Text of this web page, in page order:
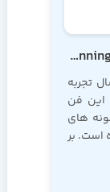
دانلود کتاب Beginning PHP and MySQL 3
این کتاب دارای بیش از 10 سال تجربه
این فن
های
است. بر